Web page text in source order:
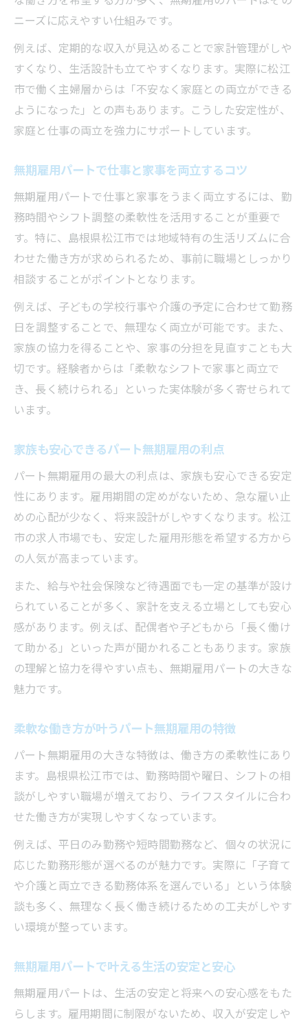
ニーズに応えやすい仕組みです。
例えば、定期的な収入が見込めることで家計管理がしや
すくなり、生活設計も立てやすくなります。実際に松江
市で働く主婦層からは「不安なく家庭との両立ができる
ようになった」との声もあります。こうした安定性が、
家庭と仕事の両立を強力にサポートしています。
無期雇用パートで仕事と家事を両立するコツ
無期雇用パートで仕事と家事をうまく両立するには、勤
務時間やシフト調整の柔軟性を活用することが重要で
す。特に、島根県松江市では地域特有の生活リズムに合
わせた働き方が求められるため、事前に職場としっかり
相談することがポイントとなります。
例えば、子どもの学校行事や介護の予定に合わせて勤務
日を調整することで、無理なく両立が可能です。また、
家族の協力を得ることや、家事の分担を見直すことも大
切です。経験者からは「柔軟なシフトで家事と両立で
き、長く続けられる」といった実体験が多く寄せられて
います。
家族も安心できるパート無期雇用の利点
パート無期雇用の最大の利点は、家族も安心できる安定
性にあります。雇用期間の定めがないため、急な雇い止
めの心配が少なく、将来設計がしやすくなります。松江
市の求人市場でも、安定した雇用形態を希望する方から
の人気が高まっています。
また、給与や社会保険など待遇面でも一定の基準が設け
られていることが多く、家計を支える立場としても安心
感があります。例えば、配偶者や子どもから「長く働け
て助かる」といった声が聞かれることもあります。家族
の理解と協力を得やすい点も、無期雇用パートの大きな
魅力です。
柔軟な働き方が叶うパート無期雇用の特徴
パート無期雇用の大きな特徴は、働き方の柔軟性にあり
ます。島根県松江市では、勤務時間や曜日、シフトの相
談がしやすい職場が増えており、ライフスタイルに合わ
せた働き方が実現しやすくなっています。
例えば、平日のみ勤務や短時間勤務など、個々の状況に
応じた勤務形態が選べるのが魅力です。実際に「子育て
や介護と両立できる勤務体系を選んでいる」という体験
談も多く、無理なく長く働き続けるための工夫がしやす
い環境が整っています。
無期雇用パートで叶える生活の安定と安心
無期雇用パートは、生活の安定と将来への安心感をもた
らします。雇用期間に制限がないため、収入が安定しや